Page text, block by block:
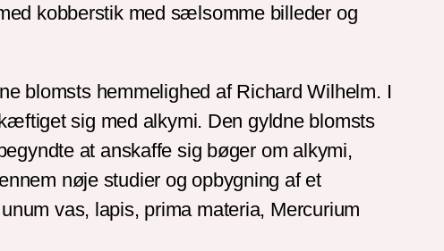
kobberstik med sælsomme billeder og
blomsts hemmelighed af Richard Wilhelm. I
sig med alkymi. Den gyldne blomsts
at anskaffe sig bøger om alkymi,
nøje studier og opbygning af et
vas, lapis, prima materia, Mercurium